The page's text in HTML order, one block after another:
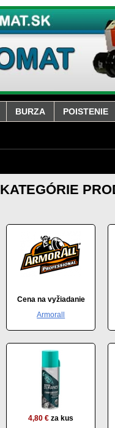
BURZA POISTENIE
KATEGÓRIE
Cena na vyžiadanie
Armorall
4,80 € za kus